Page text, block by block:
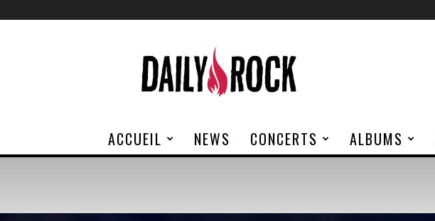
Rock
ACCUEIL NEWS CONCERTS ALBUMS